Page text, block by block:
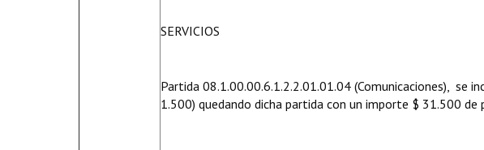
SERVICIOS
Partida 08.1.00.00.6.1.2.2.01.01.04 (Comunicaciones), se
1.500) quedando dicha partida con un importe $ 31.500 de